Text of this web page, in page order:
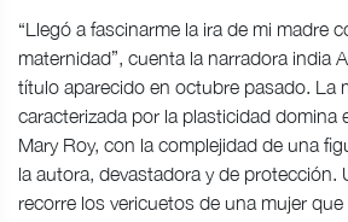
“Llegó a fascinarme la ira de mi madre
maternidad”, cuenta la narradora india
título aparecido en octubre pasado. La
caracterizada por la plasticidad domina
Mary Roy, con la complejidad de una
la autora, devastadora y de protección.
recorre los vericuetos de una mujer